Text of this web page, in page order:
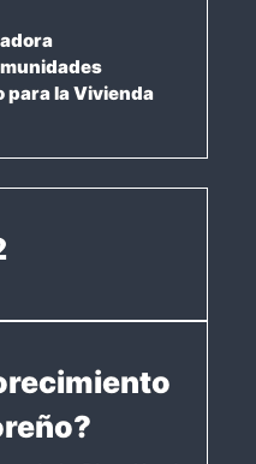
para la Vivienda